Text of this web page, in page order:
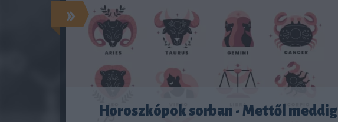
»
Horoszkópok sorban - Mettől meddig